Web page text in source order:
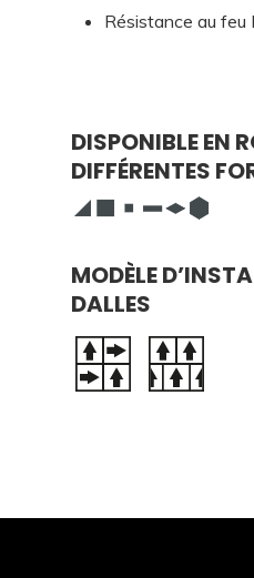
Résistance au
DISPONIBLE EN
DIFFÉRENTES
MODÈLE
DALLES